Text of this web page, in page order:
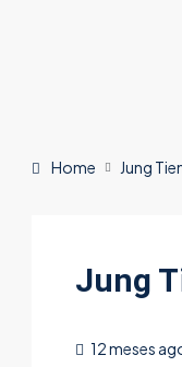
Home Jung
Jung
12 meses